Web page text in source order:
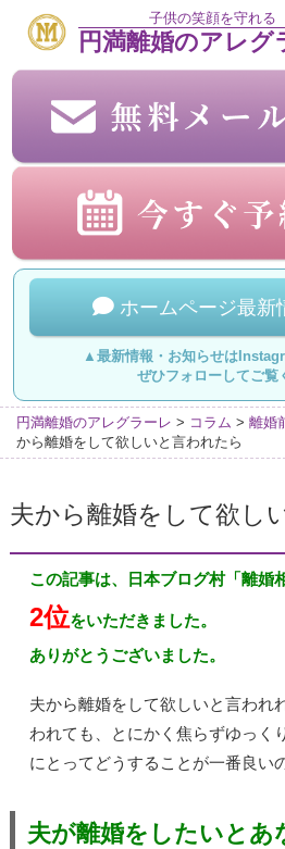
子供の笑顔を守れる
円満離婚のアレグ
ホームページ最新
▲最新情報・お知らせは
ぜひフォローしてご覧
円満離婚のアレグラーレ > コラム > 離婚
から離婚をして欲しいと言われたら
夫から離婚をして欲し
この記事は、日本ブログ村「離婚
2位をいただきました。
ありがとうございました。
夫から離婚をして欲しいと言われ
われても、とにかく焦らずゆっく
にとってどうすることが一番良い
夫が離婚をしたいとあ